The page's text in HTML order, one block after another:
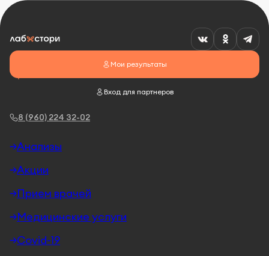
8 (960) 224 32-02
Мои результаты
Вход для партнеров
Анализы
Акции
Прием врачей
Медицинские услуги
Covid-19